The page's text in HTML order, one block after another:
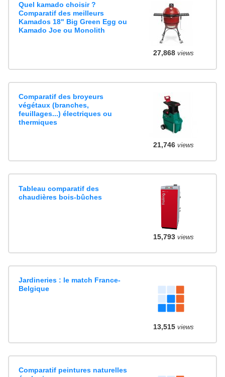
Quel kamado choisir ?
Comparatif des meilleurs
Kamados 18" Big Green Egg ou
Kamado Joe ou Monolith
27,868views
Comparatif des broyeurs
végétaux (branches,
feuillages...) électriques ou
thermiques
21,746views
Tableau comparatif des
chaudières bois-bûches
15,793views
Jardineries : le match France-
Belgique
13,515views
Comparatif peintures naturelles